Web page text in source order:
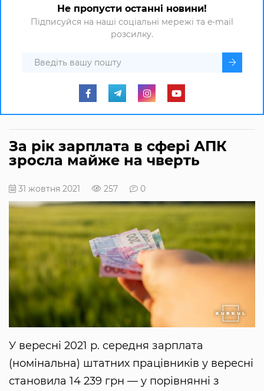
Не пропусти останні новини!
Підписуйся на наші соціальні мережі та e-mail
розсилку.
За рік зарплата в сфері АПК
зросла майже на чверть
31 жовтня 2021 257 0
У вересні 2021 р. середня зарплата
(номінальна) штатних працівників у вересні
становила 14 239 грн — у порівнянні з